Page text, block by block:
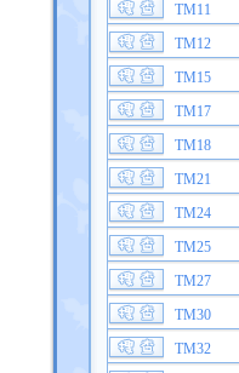
TM11
TM12
TM15
TM17
TM18
TM21
TM24
TM25
TM27
TM30
TM32